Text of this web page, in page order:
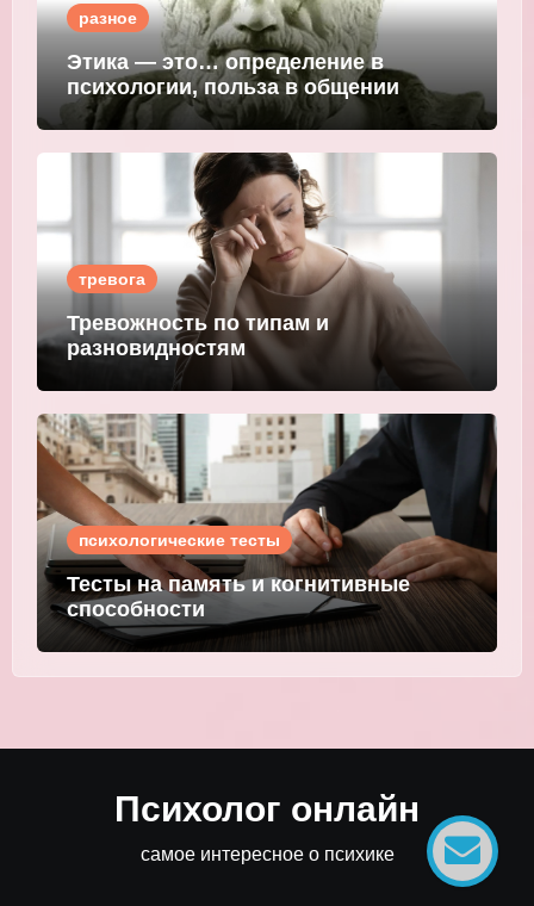
разное
Этика — это… определение в
психологии, польза в общении
тревога
Тревожность по типам и
разновидностям
психологические тесты
Тесты на память и когнитивные
способности
Психолог онлайн
самое интересное о психике